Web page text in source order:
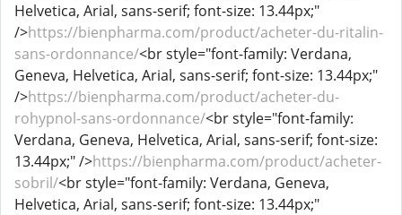
Helvetica, Arial, sans-serif; font-size: 13.44px;"
/>https://bienpharma.com/product/acheter-du-ritalin-
sans-ordonnance/<br style="font-family: Verdana,
Geneva, Helvetica, Arial, sans-serif; font-size: 13.44px;"
/>https://bienpharma.com/product/acheter-du-
rohypnol-sans-ordonnance/<br style="font-family:
Verdana, Geneva, Helvetica, Arial, sans-serif; font-size:
13.44px;" />https://bienpharma.com/product/acheter-
sobril/<br style="font-family: Verdana, Geneva,
Helvetica, Arial, sans-serif; font-size: 13.44px;"